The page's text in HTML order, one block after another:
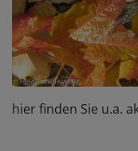
hier finden Sie u.a.